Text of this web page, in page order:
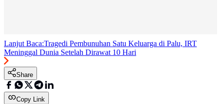
Lanjut Baca:Tragedi Pembunuhan Satu Keluarga di Palu, IRT
Meninggal Dunia Setelah Dirawat 10 Hari
Share
Copy Link